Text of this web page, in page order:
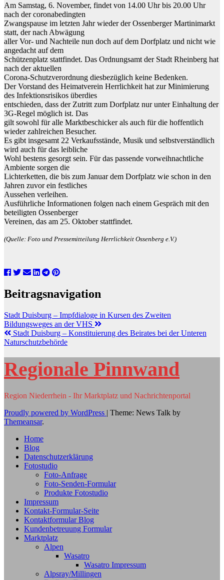
Am Samstag, 6. November, findet von 14.00 Uhr bis 20.00 Uhr
nach der coronabedingten
Zwangspause im letzten Jahr wieder der Ossenberger Martinimarkt
statt, der nach Abwägung
aller Vor- und Nachteile nun doch auf dem Dorfplatz und nicht wie
angedacht auf dem
Schützenplatz stattfindet. Das Ordnungsamt der Stadt Rheinberg hat
nach der aktuellen
Corona-Schutzverordnung diesbezüglich keine Bedenken.
Der Vorstand des Heimatverein Herrlichkeit hat zur Minimierung
des Infektionsrisikos überdies
entschieden, dass der Zutritt zum Dorfplatz nur unter Einhaltung der
3G-Regel möglich ist. Das
gilt sowohl für alle Marktbeschicker als auch für die hoffentlich
wieder zahlreichen Besucher.
Es gibt insgesamt 22 Verkaufsstände, Musik und selbstverständlich
wird auch für das leibliche
Wohl bestens gesorgt sein. Für das passende vorweihnachtliche
Ambiente sorgen die
Lichterketten, die bis zum Januar dem Dorfplatz wie schon in den
Jahren zuvor ein festliches
Aussehen verleihen.
Ausführliche Informationen folgen nach einem Gespräch mit den
beteiligten Ossenberger
Vereinen, das am 25. Oktober stattfindet.
(Quelle: Foto und Pressemitteilung Herrlichkeit Ossenberg e.V.)
Beitragsnavigation
Stadt Duisburg – Impfdialoge in Kursen des Zweiten
Bildungsweges an der VHS
Stadt Duisburg – Konstituierung des Beirates bei der Unteren
Naturschutzbehörde
Regionale Pinnwand
Region Niederrhein - Ihr Marktplatz und Nachrichtenportal
Proudly powered by WordPress | Theme: News Talk by
Themeansar.
Home
Blog
Datenschutzerklärung
Fotostudio
Foto-Anfrage
Foto-Senden-Formular
Produkte Fotostudio
Impressum
Kontakt-Formular-Seite
Kontaktformular Blog
Kundenbetreuung Formular
Marktplatz
Alpen
Wasatro
Wasatro Impressum
Alpsray/Millingen